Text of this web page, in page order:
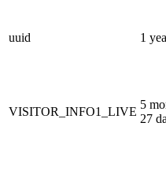
uuid 1
VISITOR_INFO1_LIVE
5
27